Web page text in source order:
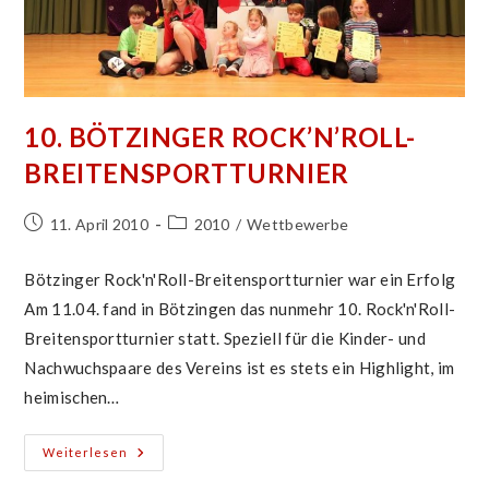
10. BÖTZINGER ROCK’N’ROLL-
BREITENSPORTTURNIER
Beitrag11. April 2010
Beitrags-
2010 / Wettbewerbe
Bötzinger Rock'n'Roll-Breitensportturnier war ein Erfolg
Am 11.04. fand in Bötzingen das nunmehr 10. Rock'n'Roll-
Breitensportturnier statt. Speziell für die Kinder- und
Nachwuchspaare des Vereins ist es stets ein Highlight, im
heimischen…
Weiterlesen
10.
Bötzinger